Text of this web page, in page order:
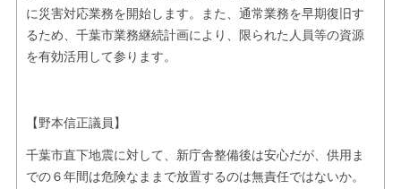
に災害対応業務を開始します。また、通常業務を早期復旧す
るため、千葉市業務継続計画により、限られた人員等の資源
を有効活用して参ります。
【野本信正議員】
千葉市直下地震に対して、新庁舎整備後は安心だが、供用ま
での６年間は危険なままで放置するのは無責任ではないか。